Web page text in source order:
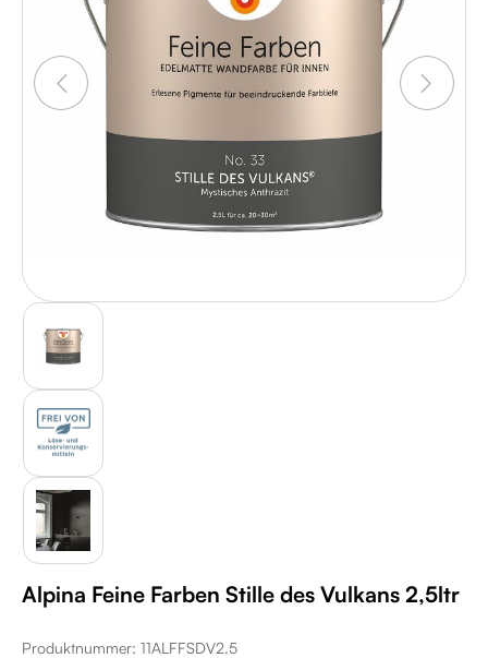
Alpina Feine Farben Stille des Vulkans 2,5ltr
Produktnummer: 11ALFFSDV2.5